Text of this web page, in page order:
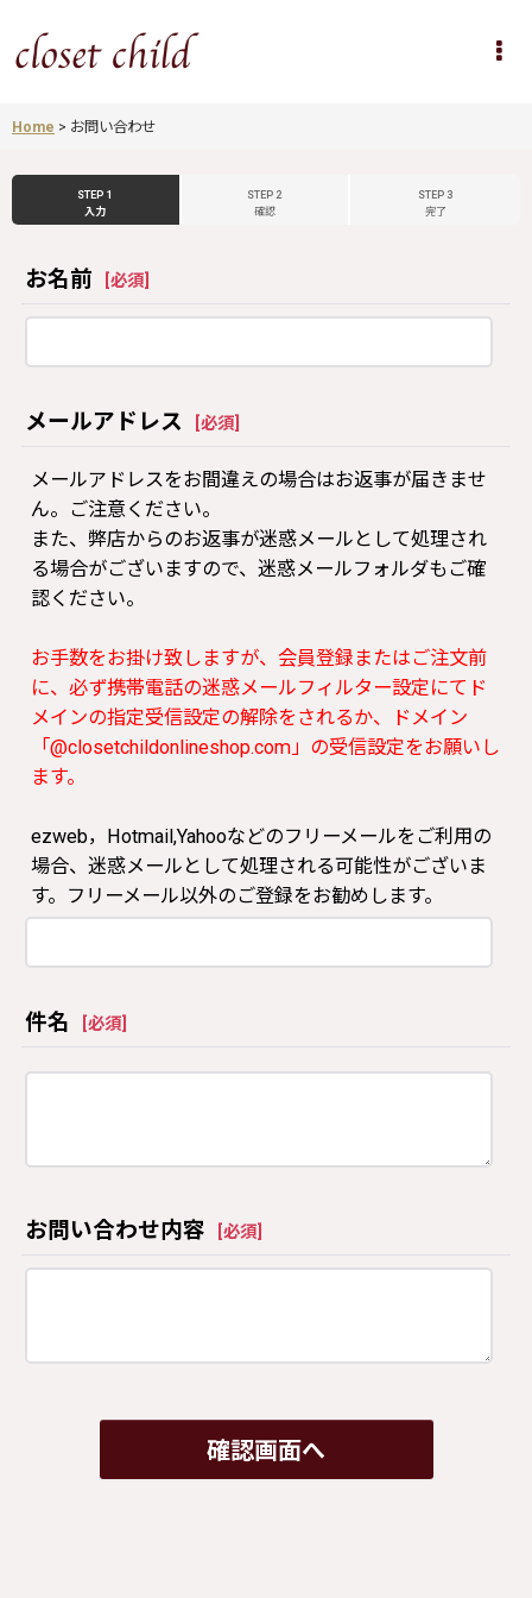
Home > お問い合わせ
STEP 1
入力
STEP 2
確認
STEP 3
完了
お名前 必須
メールアドレス 必須
メールアドレスをお間違えの場合はお返事が届きませ
ん。ご注意ください。
また、弊店からのお返事が迷惑メールとして処理され
る場合がございますので、迷惑メールフォルダもご確
認ください。
お手数をお掛け致しますが、会員登録またはご注文前
に、必ず携帯電話の迷惑メールフィルター設定にてド
メインの指定受信設定の解除をされるか、ドメイン
「@closetchildonlineshop.com」の受信設定をお願いし
ます。
ezweb，Hotmail,Yahooなどのフリーメールをご利用の
場合、迷惑メールとして処理される可能性がございま
す。フリーメール以外のご登録をお勧めします。
件名 必須
お問い合わせ内容 必須
確認画面へ